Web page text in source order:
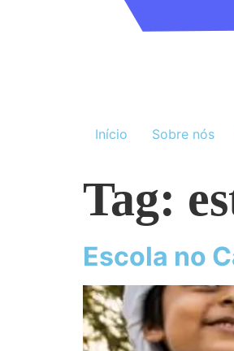
Início Sobre nós
Tag:
Escola no